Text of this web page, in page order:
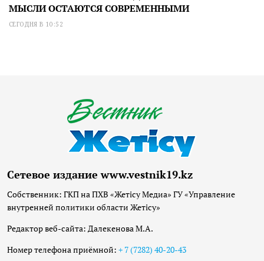
МЫСЛИ ОСТАЮТСЯ СОВРЕМЕННЫМИ
СЕГОДНЯ В 10:52
Сетевое издание www.vestnik19.kz
Собственник: ГКП на ПХВ «Жетісу Медиа» ГУ «Управление
внутренней политики области Жетісу»
Редактор веб-сайта: Далекенова М.А.
Номер телефона приёмной: + 7 (7282) 40-20-43